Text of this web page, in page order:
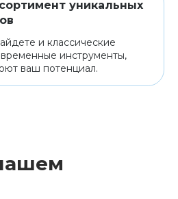
уникальных
и классические
инструменты,
ваш потенциал.